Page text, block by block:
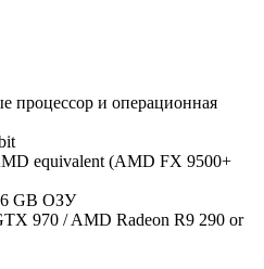
процессор и операционная
equivalent (AMD FX 9500+
GB ОЗУ
970 / AMD Radeon R9 290 or